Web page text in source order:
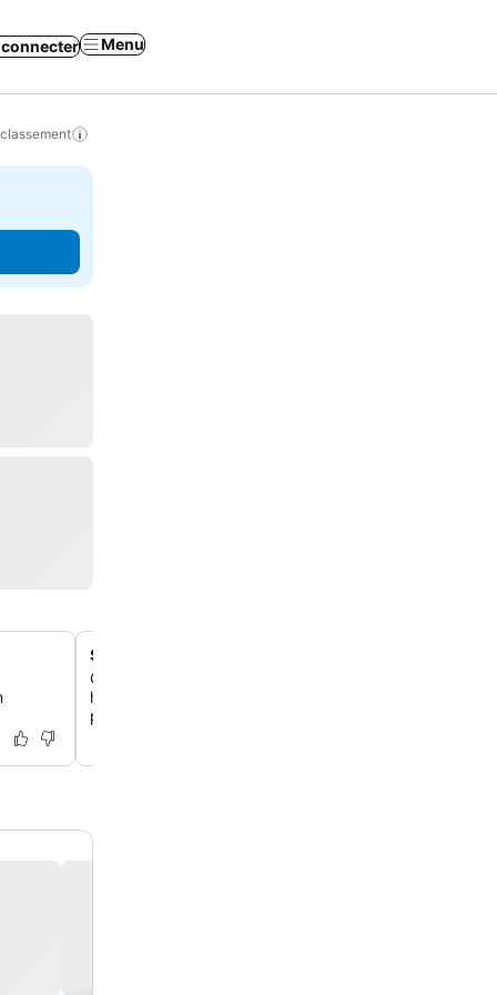
connecter Menu
Spa relaxant avec divers soins
Offre-toi une expérience spa ressourçante avec un
hammam, un sauna et une variété de massages et de
professionnels.